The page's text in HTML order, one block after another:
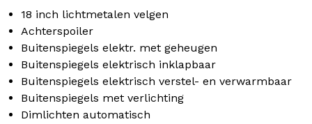
18 inch lichtmetalen velgen
Achterspoiler
Buitenspiegels elektr. met geheugen
Buitenspiegels elektrisch inklapbaar
Buitenspiegels elektrisch verstel- en verwarmbaar
Buitenspiegels met verlichting
Dimlichten automatisch